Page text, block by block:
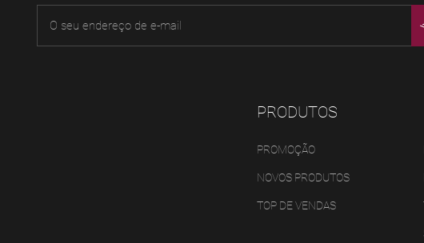
PRODUTOS
PROMOÇÃO
NOVOS PRODUTOS
TOP DE VENDAS